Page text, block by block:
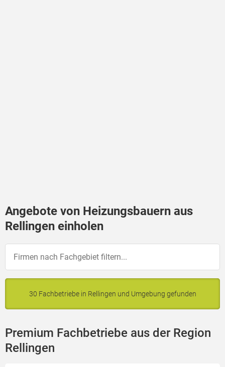
Angebote von Heizungsbauern aus
Rellingen einholen
30 Fachbetriebe in Rellingen und Umgebung gefunden
Premium Fachbetriebe aus der Region
Rellingen